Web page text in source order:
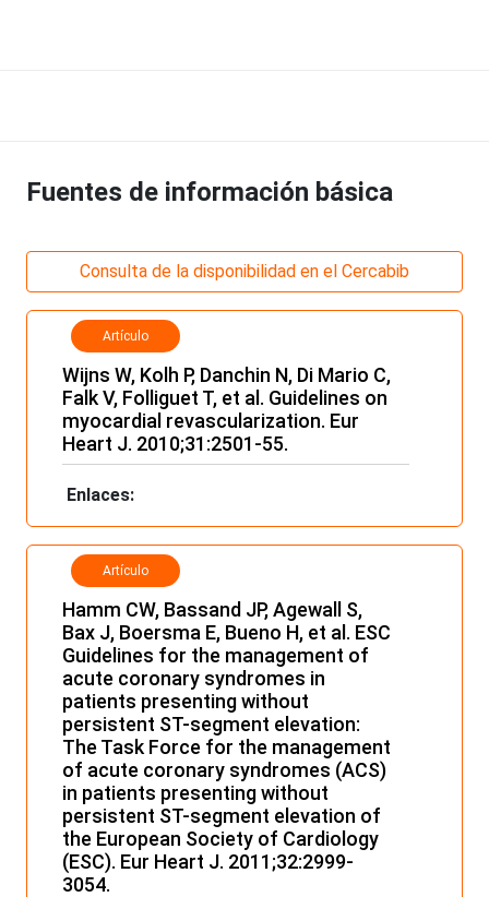
Fuentes de información básica
Consulta de la disponibilidad en el Cercabib
Artículo
Wijns W, Kolh P, Danchin N, Di Mario C,
Falk V, Folliguet T, et al. Guidelines on
myocardial revascularization. Eur
Heart J. 2010;31:2501-55.
Enlaces:
Artículo
Hamm CW, Bassand JP, Agewall S,
Bax J, Boersma E, Bueno H, et al. ESC
Guidelines for the management of
acute coronary syndromes in
patients presenting without
persistent ST-segment elevation:
The Task Force for the management
of acute coronary syndromes (ACS)
in patients presenting without
persistent ST-segment elevation of
the European Society of Cardiology
(ESC). Eur Heart J. 2011;32:2999-
3054.